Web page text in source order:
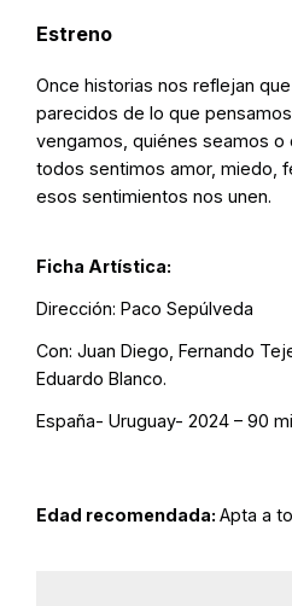
Estreno
Once historias nos reflejan
parecidos de lo que
vengamos, quiénes seamos o
todos sentimos amor, miedo,
esos sentimientos nos unen.
Ficha Artística:
Dirección: Paco Sepúlveda
Con: Juan Diego, Fernando
Eduardo Blanco.
España- Uruguay- 2024 – 90
Edad recomendada: Apta a